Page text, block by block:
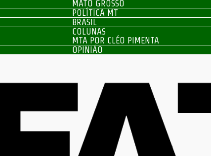
MATO GROSSO
POLÍTICA MT
BRASIL
COLUNAS
MTA POR CLÉO PIMENTA
OPINIÃO